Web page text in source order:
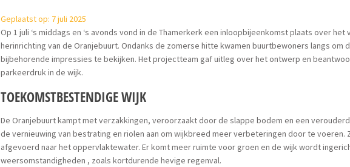
Geplaatst op: 7 juli 2025
Op 1 juli ‘s middags en ‘s avonds vond in de Thamerkerk een inloopbijeenkomst plaats over
herinrichting van de Oranjebuurt. Ondanks de zomerse hitte kwamen buurtbewoners langs om
bijbehorende impressies te bekijken. Het projectteam gaf uitleg over het ontwerp en
parkeerdruk in de wijk.
TOEKOMSTBESTENDIGE WIJK
De Oranjebuurt kampt met verzakkingen, veroorzaakt door de slappe bodem en een
de vernieuwing van bestrating en riolen aan om wijkbreed meer verbeteringen door te voeren.
afgevoerd naar het oppervlaktewater. Er komt meer ruimte voor groen en de wijk wordt
weersomstandigheden , zoals kortdurende hevige regenval.